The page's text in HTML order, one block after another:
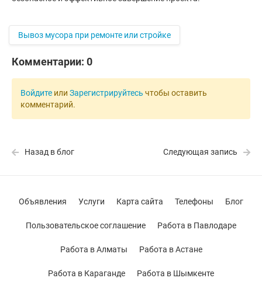
Вывоз мусора при ремонте или стройке
Комментарии: 0
Войдите или Зарегистрируйтесь чтобы оставить
комментарий.
Назад в блог Следующая запись
Объявления Услуги Карта сайта Телефоны Блог
Пользовательское соглашение Работа в Павлодаре
Работа в Алматы Работа в Астане
Работа в Караганде Работа в Шымкенте